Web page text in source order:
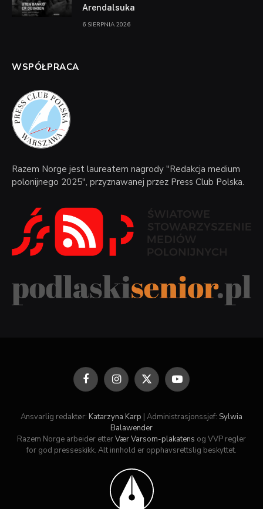
Arendalsuka
6 SIERPNIA 2026
WSPÓŁPRACA
Razem Norge jest laureatem nagrody "Redakcja medium
polonijnego 2025", przyznawanej przez Press Club Polska.
FacebookInstagram
X
(Twitter)
YouTube
Ansvarlig redaktør: Katarzyna Karp | Administrasjonssjef: Sylwia
Balawender
Razem Norge arbeider etterVær Varsom-plakatens og VVP regler
for god presseskikk. Alt innhold er opphavsrettslig beskyttet.